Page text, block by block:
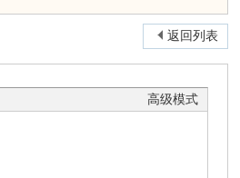
返回列表
高级模式